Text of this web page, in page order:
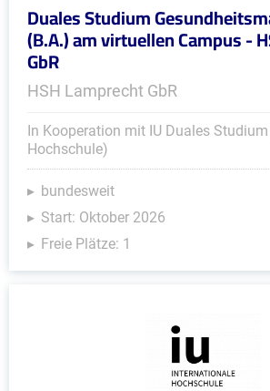
Duales Studium
(B.A.) am virtuellen Campus -
GbR
HSH Lamprecht GbR
In Kooperation mit IU Duales
Hochschule)
bundesweit
Start: Oktober 2026
Freie Plätze: 1